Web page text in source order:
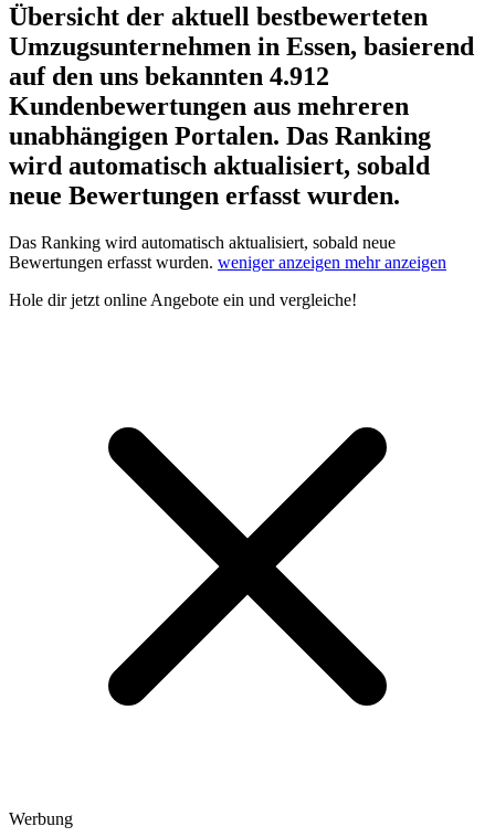
Übersicht der aktuell bestbewerteten
Umzugsunternehmen in Essen, basierend
auf den uns bekannten 4.912
Kundenbewertungen aus mehreren
unabhängigen Portalen. Das Ranking
wird automatisch aktualisiert, sobald
neue Bewertungen erfasst wurden.
Das Ranking wird automatisch aktualisiert, sobald neue
Bewertungen erfasst wurden. weniger anzeigen mehr anzeigen
Hole dirjetzt online Angebote ein und vergleiche!
Werbung